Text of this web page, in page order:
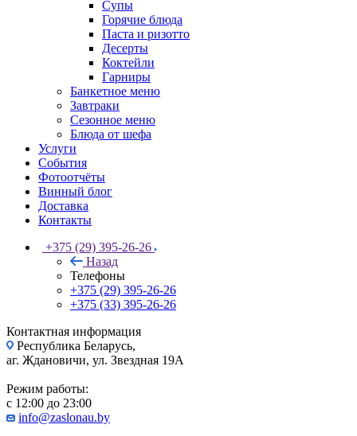
Супы
Горячие блюда
Паста и ризотто
Десерты
Коктейли
Гарниры
Банкетное меню
Завтраки
Сезонное меню
Блюда от шефа
Услуги
События
Фотоотчёты
Винный блог
Доставка
Контакты
+375 (29) 395-26-26
Назад
Телефоны
+375 (29) 395-26-26
+375 (33) 395-26-26
Контактная информация
Республика Беларусь,
аг. Ждановичи, ул. Звездная 19А
Режим работы:
с 12:00 до 23:00
info@zaslonau.by